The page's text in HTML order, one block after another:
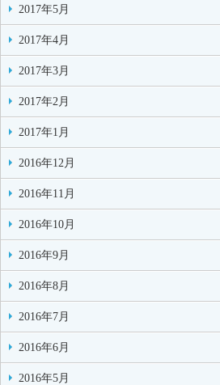
2017年5月
2017年4月
2017年3月
2017年2月
2017年1月
2016年12月
2016年11月
2016年10月
2016年9月
2016年8月
2016年7月
2016年6月
2016年5月